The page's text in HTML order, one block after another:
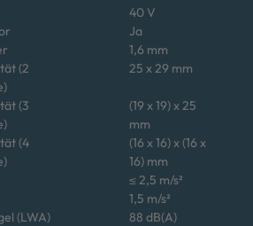
40 V
Ja
1,6 mm
(2
25 x 29 mm
(3
(19 x 19) x 25
mm
(4
(16 x 16) x (16 x
16) mm
≤ 2,5 m/s²
1,5 m/s²
(LWA)
88 dB(A)